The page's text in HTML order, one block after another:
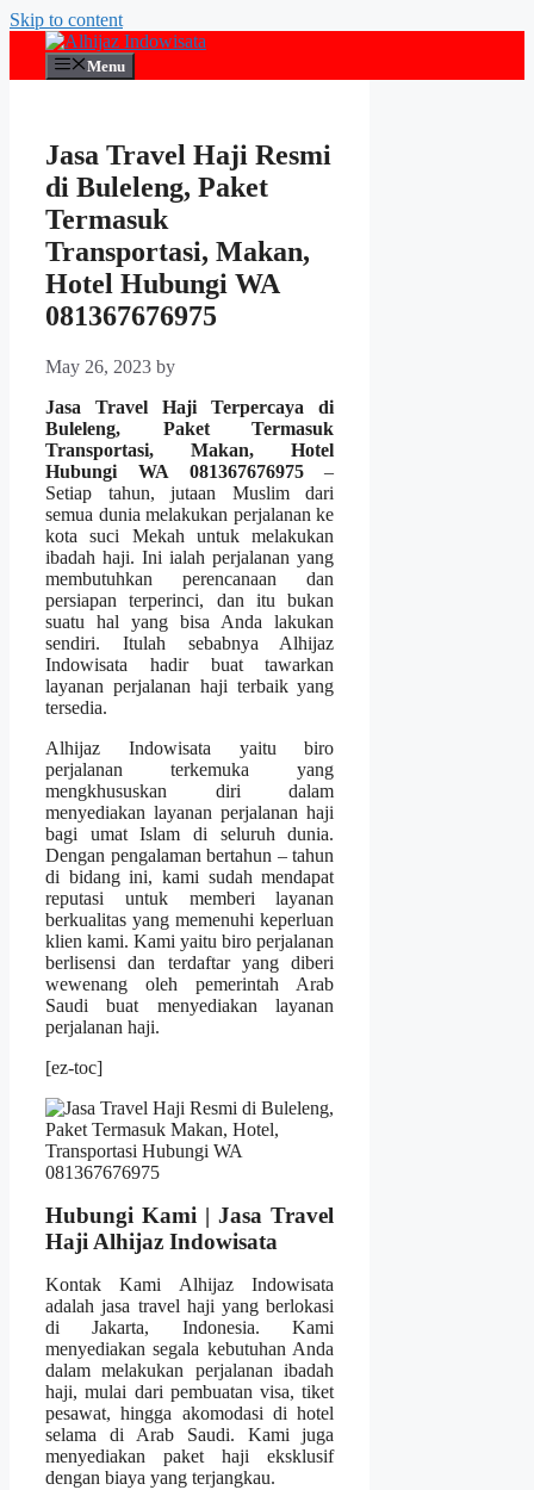
Skip to content
Menu
Jasa Travel Haji Resmi
di Buleleng, Paket
Termasuk
Transportasi, Makan,
Hotel Hubungi WA
081367676975
May 26, 2023 by
Jasa Travel Haji Terpercaya di
Buleleng, Paket Termasuk
Transportasi, Makan, Hotel
Hubungi WA 081367676975–
Setiap tahun, jutaan Muslim dari
semua dunia melakukan perjalanan ke
kota suci Mekah untuk melakukan
ibadah haji. Ini ialah perjalanan yang
membutuhkan perencanaan dan
persiapan terperinci, dan itu bukan
suatu hal yang bisa Anda lakukan
sendiri. Itulah sebabnya Alhijaz
Indowisata hadir buat tawarkan
layanan perjalanan haji terbaik yang
tersedia.
Alhijaz Indowisata yaitu biro
perjalanan terkemuka yang
mengkhususkan diri dalam
menyediakan layanan perjalanan haji
bagi umat Islam di seluruh dunia.
Dengan pengalaman bertahun – tahun
di bidang ini, kami sudah mendapat
reputasi untuk memberi layanan
berkualitas yang memenuhi keperluan
klien kami. Kami yaitu biro perjalanan
berlisensi dan terdaftar yang diberi
wewenang oleh pemerintah Arab
Saudi buat menyediakan layanan
perjalanan haji.
[ez-toc]
Hubungi Kami | Jasa Travel
Haji Alhijaz Indowisata
Kontak Kami Alhijaz Indowisata
adalah jasa travel haji yang berlokasi
di Jakarta, Indonesia. Kami
menyediakan segala kebutuhan Anda
dalam melakukan perjalanan ibadah
haji, mulai dari pembuatan visa, tiket
pesawat, hingga akomodasi di hotel
selama di Arab Saudi. Kami juga
menyediakan paket haji eksklusif
dengan biaya yang terjangkau.